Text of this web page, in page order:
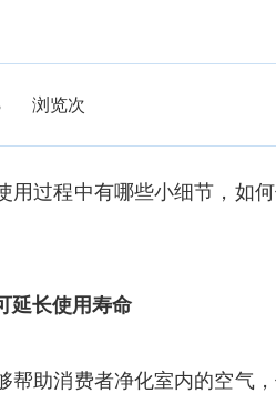
浏览次
过程中有哪些小细节，如何
长使用寿命
助消费者净化室内的空气，